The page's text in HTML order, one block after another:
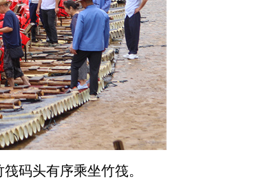
码头有序乘坐竹筏。